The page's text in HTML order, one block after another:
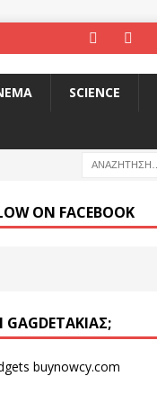
SCIENCE
ON FACEBOOK
GAGDETΆΚΙΑΣ;